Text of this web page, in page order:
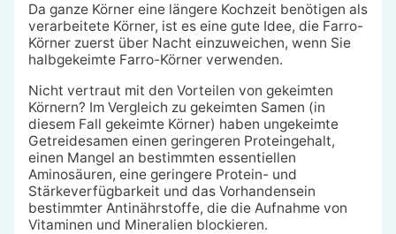
Da ganze Körner eine längere Kochzeit benötigen als
verarbeitete Körner, ist es eine gute Idee, die Farro-
Körner zuerst über Nacht einzuweichen, wenn Sie
halbgekeimte Farro-Körner verwenden.
Nicht vertraut mit den Vorteilen von gekeimten
Körnern? Im Vergleich zu gekeimten Samen (in
diesem Fall gekeimte Körner) haben ungekeimte
Getreidesamen einen geringeren Proteingehalt,
einen Mangel an bestimmten essentiellen
Aminosäuren, eine geringere Protein- und
Stärkeverfügbarkeit und das Vorhandensein
bestimmter Antinährstoffe, die die Aufnahme von
Vitaminen und Mineralien blockieren.